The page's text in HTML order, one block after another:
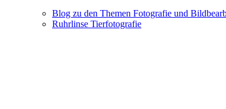
Blog zu den Themen Fotografie und
Ruhrlinse Tierfotografie